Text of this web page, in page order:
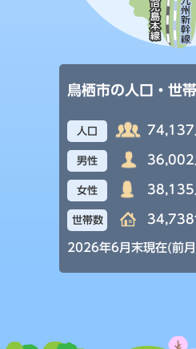
鳥栖市の人口・世
人口 74,137
男性 36,002
女性 38,135
世帯数 34,738
2026年6月末現在(前